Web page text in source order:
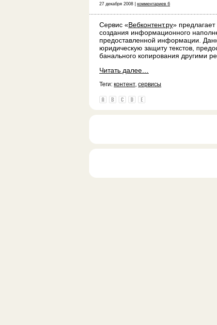
27 декабря 2008 | комментариев 6
Сервис «Вебконтент.ру»
создания информационного
предоставленной информации.
юридическую защиту текстов,
банального копирования другими
Читать далее…
Теги: контент, сервисы